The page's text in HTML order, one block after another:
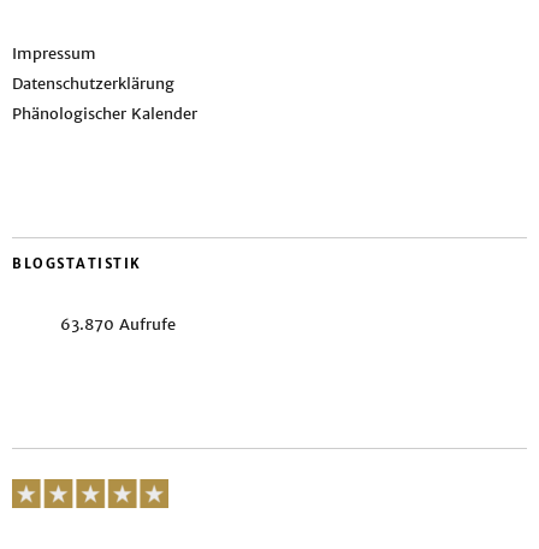
Impressum
Datenschutzerklärung
Phänologischer Kalender
BLOGSTATISTIK
63.870 Aufrufe